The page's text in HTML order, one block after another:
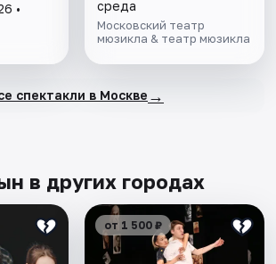
•
среда
Московский театр
мюзикла & театр мюзикла
спектакли в Москве →
в других городах
от 1 500 ₽